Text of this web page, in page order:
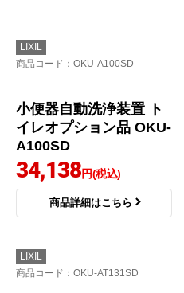
トイレオプション品 CF
-37AT-BW1
商品詳細はこちら
LIXIL
商品コード：OKU-A100SD
小便器自動洗浄装置 ト
イレオプション品 OKU-
A100SD